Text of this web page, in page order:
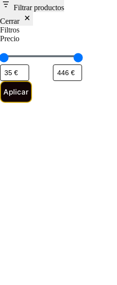
Filtrar productos
Cerrar
Filtros
Precio
Aplicar